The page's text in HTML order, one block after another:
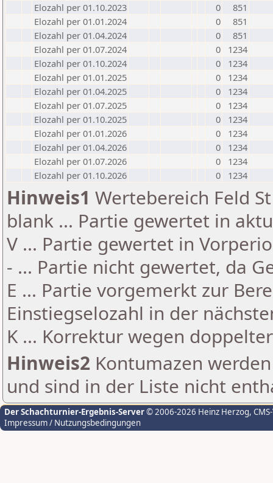
Elozahl per 01.10.2023
0
851
Elozahl per 01.01.2024
0
851
Elozahl per 01.04.2024
0
851
Elozahl per 01.07.2024
0
1234
Elozahl per 01.10.2024
0
1234
Elozahl per 01.01.2025
0
1234
Elozahl per 01.04.2025
0
1234
Elozahl per 01.07.2025
0
1234
Elozahl per 01.10.2025
0
1234
Elozahl per 01.01.2026
0
1234
Elozahl per 01.04.2026
0
1234
Elozahl per 01.07.2026
0
1234
Elozahl per 01.10.2026
0 1234
Hinweis1 Wertebereich Feld
blank ... Partie gewertet in
V ... Partie gewertet in
- ... Partie nicht gewertet, da
E ... Partie vorgemerkt zur
Einstiegselozahl in der
K ... Korrektur wegen
Hinweis2 Kontumazen
und sind in der Liste nicht
Der Schachturnier-Ergebnis-Server© 2006-2026 Heinz Herzog,
Impressum / Nutzungsbedingungen